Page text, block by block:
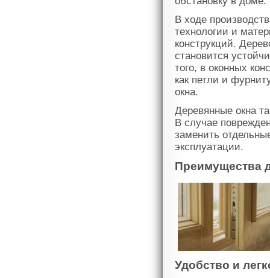
В ходе
технологии и
конструкций.
становится
того, в оконных
как петли и
окна.
Деревянные окна
В случае
заменить
эксплуатации.
Преимущества
Удобство и